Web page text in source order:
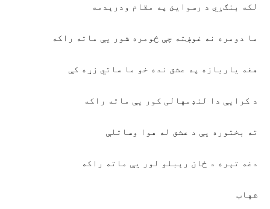
لکه بنګړي د رسوایئ په مقام ودرېدمه
ما دومره نه غوښته چې څومره شور یې ماته راکه
هغه یاربازه په عشق نده خو ما ساتي زړه کې
د کرایې دا لنډمهالی کور یې ماته راکه
ته بختوره یې د عشق له هوا وساتلې
دغه تېره د ځان رېبلو لور یې ماته راکه
شهاب